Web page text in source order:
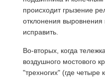
Все Случаи
Теперь
происходит грызение
отклонения выровнения
исправить.
Во-вторых, когда
воздушного мостового
"трехногих" (где четыре